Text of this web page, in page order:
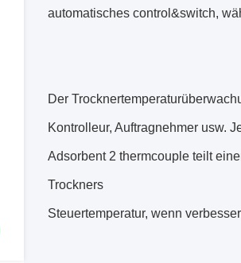
automatisches control&switch,
Der
Kontrolleur, Auftragnehmer usw.
Adsorbent 2 thermcouple teilt
Trockners
Steuertemperatur, wenn